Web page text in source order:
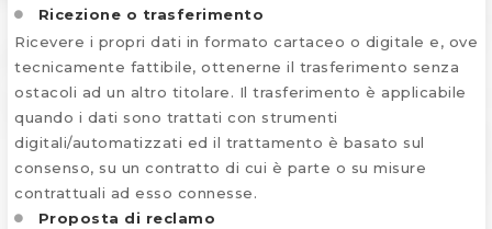
Ricezione o trasferimento
Ricevere i propri dati in formato cartaceo o digitale e, ove
tecnicamente fattibile, ottenerne il trasferimento senza
ostacoli ad un altro titolare. Il trasferimento è applicabile
quando i dati sono trattati con strumenti
digitali/automatizzati ed il trattamento è basato sul
consenso, su un contratto di cui è parte o su misure
contrattuali ad esso connesse.
Proposta di reclamo